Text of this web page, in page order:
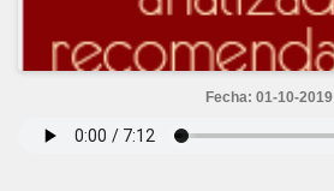
Fecha: 01-10-2019